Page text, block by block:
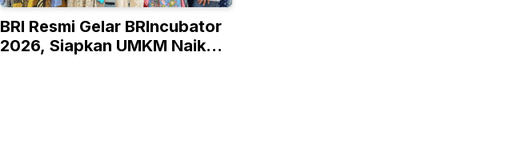
BRI Resmi Gelar BRIncubator
2026, Siapkan UMKM Naik